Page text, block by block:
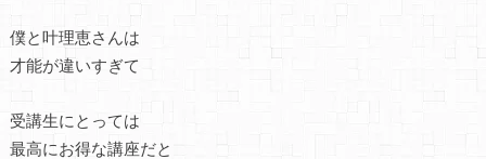
僕と叶理恵さんは
才能が違いすぎて
受講生にとっては
最高にお得な講座だと